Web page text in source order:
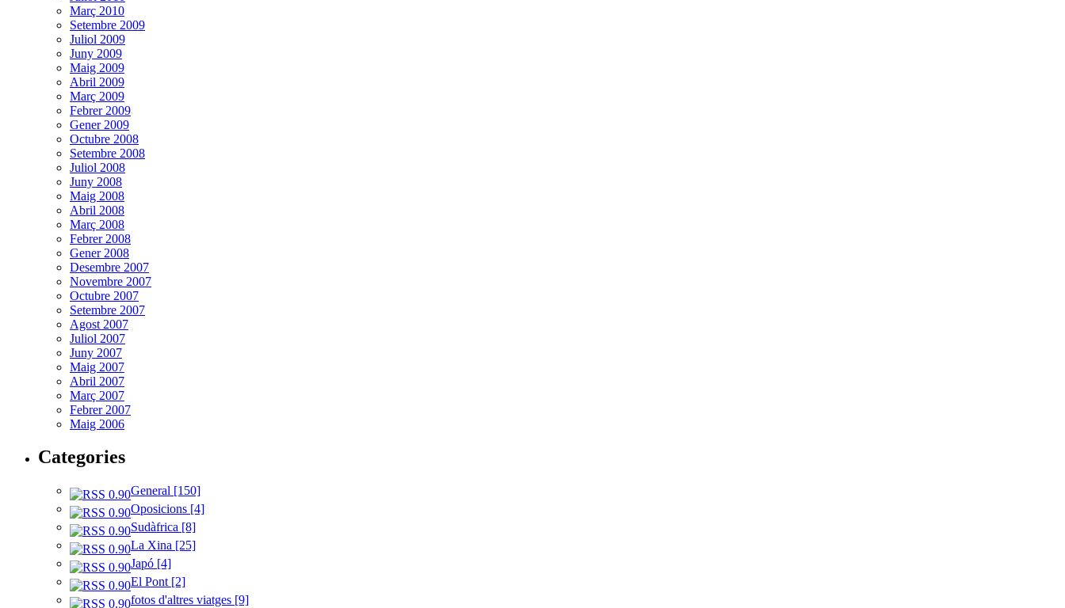
Març 2010
Setembre 2009
Juliol 2009
Juny 2009
Maig 2009
Abril 2009
Març 2009
Febrer 2009
Gener 2009
Octubre 2008
Setembre 2008
Juliol 2008
Juny 2008
Maig 2008
Abril 2008
Març 2008
Febrer 2008
Gener 2008
Desembre 2007
Novembre 2007
Octubre 2007
Setembre 2007
Agost 2007
Juliol 2007
Juny 2007
Maig 2007
Abril 2007
Març 2007
Febrer 2007
Maig 2006
Categories
General [150]
Oposicions [4]
Sudàfrica [8]
La Xina [25]
Japó [4]
El Pont [2]
fotos d'altres viatges [9]